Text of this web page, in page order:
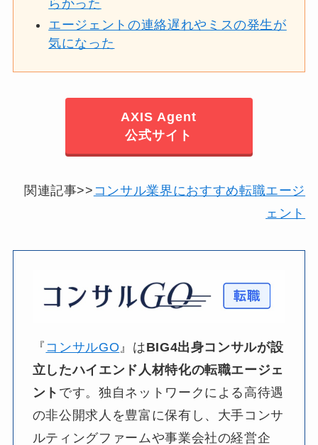
らかった
エージェントの連絡遅れやミスの発生が
気になった
AXIS Agent
公式サイト
関連記事>> コンサル業界におすすめ転職エージ
ェント
『 コンサルGO』は​BIG4出身コンサルが設
立したハイエンド人材特化の転職エージェ
ント です。​独自ネットワークに​よる​高待遇
の​非公開求人を​豊富に​保有し、​大手コンサ
ルティングファームや​事業会社の​経営企